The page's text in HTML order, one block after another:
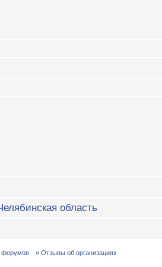
область
форумов » Отзывы об организациях